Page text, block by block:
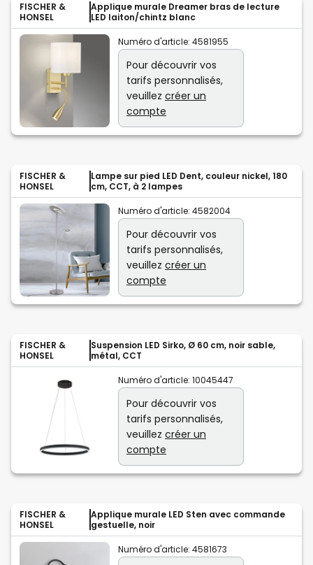
FISCHER &
HONSEL
Applique murale Dreamer bras de lecture
LED laiton/chintz blanc
Numéro d'article: 4581955
Pour découvrir vos
tarifs personnalisés,
veuillez créer un
compte
FISCHER &
HONSEL
Lampe sur pied LED Dent, couleur nickel, 180
cm, CCT, à 2 lampes
Numéro d'article: 4582004
Pour découvrir vos
tarifs personnalisés,
veuillez créer un
compte
FISCHER &
HONSEL
Suspension LED Sirko, Ø 60 cm, noir sable,
métal, CCT
Numéro d'article: 10045447
Pour découvrir vos
tarifs personnalisés,
veuillez créer un
compte
FISCHER &
HONSEL
Applique murale LED Sten avec commande
gestuelle, noir
Numéro d'article: 4581673